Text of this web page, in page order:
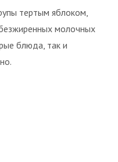
тертым яблоком,
молочных
блюда, так и